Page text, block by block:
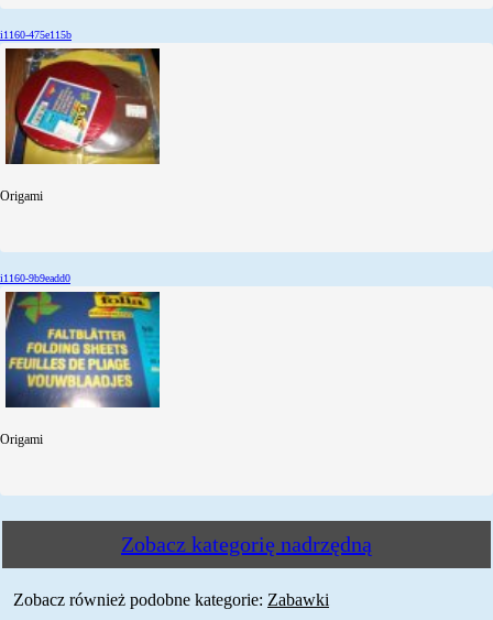
i1160-475e115b
Origami
i1160-9b9eadd0
Origami
Zobacz kategorię nadrzędną
Zobacz również podobne kategorie: Zabawki